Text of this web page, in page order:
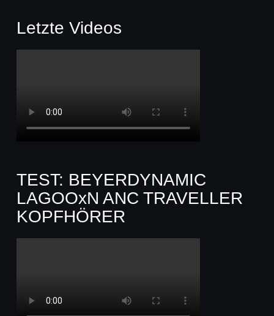
Letzte Videos
TEST: BEYERDYNAMIC
LAGOOxN ANC TRAVELLER
KOPFHÖRER